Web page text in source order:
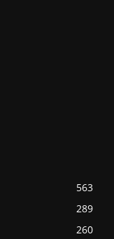
563
289
260